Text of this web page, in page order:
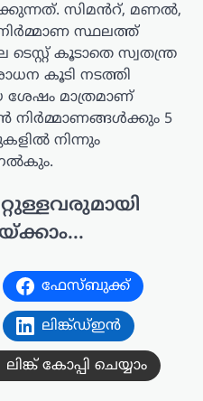
സിമൻറ്, മണൽ,
സ്ഥലത്ത്
കൂടാതെ സ്വതന്ത്ര
കൂടി നടത്തി
ശേഷം മാത്രമാണ്
5
നിന്നും
ഫേസ്ബുക്ക്
ലിങ്ക്ഡ്ഇൻ
ലിങ്ക് കോപ്പി ചെയ്യാം